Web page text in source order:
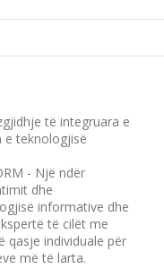
të integruara e
e teknologjisë
- Një ndër
dhe
informative dhe
të cilët me
qasje individuale për
më të larta.